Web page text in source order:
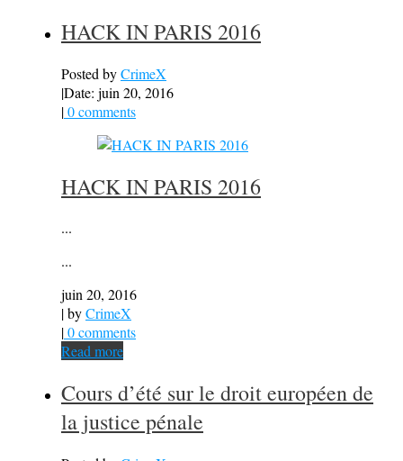
HACK IN PARIS 2016
Posted byCrimeX
|Date: juin 20, 2016
|0 comments
HACK IN PARIS 2016
...
...
juin 20, 2016
| byCrimeX
|0 comments
Read more
Cours d’été sur le droit européen de
la justice pénale